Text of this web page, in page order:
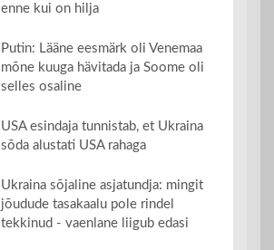
enne kui on hilja
Putin: Lääne eesmärk oli Venemaa
mõne kuuga hävitada ja Soome oli
selles osaline
USA esindaja tunnistab, et Ukraina
sõda alustati USA rahaga
Ukraina sõjaline asjatundja: mingit
jõudude tasakaalu pole rindel
tekkinud - vaenlane liigub edasi